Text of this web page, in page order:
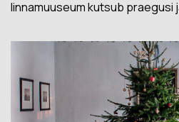
linnamuuseum kutsub praegusi